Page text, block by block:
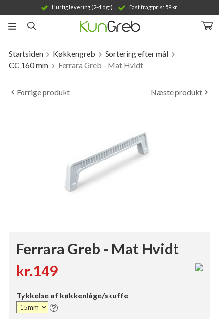
Hurtig levering (2-4 dgr) Fast fragtpris: 59 kr
Produktet er blevet tilføjet til din indkøbskurv
Startsiden Køkkengreb
Sortering efter mål
CC 160 mm
Ferrara Greb - Mat Hvidt
Forrige produkt Næste produkt
Ferrara Greb - Mat Hvidt
kr.149
Tykkelse af køkkenlåge/skuffe